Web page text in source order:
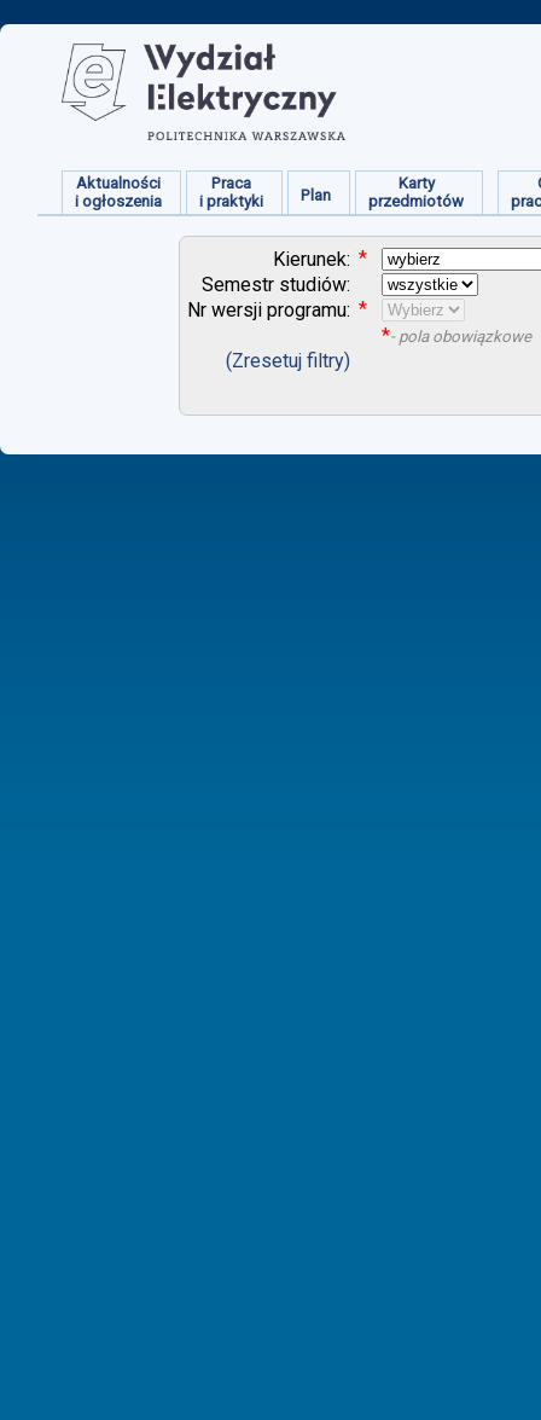
Aktualności
i ogłoszenia
Praca
i praktyki
Plan
Karty
przedmiotów
Kierunek: *
Semestr studiów:
Nr wersji programu: *
*- pola obowiązkowe
(Zresetuj filtry)